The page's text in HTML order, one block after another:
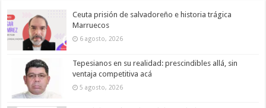
Ceuta prisión de salvadoreño e historia trágica
Marruecos
6 agosto, 2026
Tepesianos en su realidad: prescindibles allá, sin
ventaja competitiva acá
5 agosto, 2026